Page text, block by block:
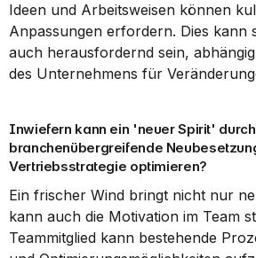
Ideen und Arbeitsweisen können
Anpassungen erfordern. Dies kann
auch herausfordernd sein,
des Unternehmens für
Inwiefern kann ein 'neuer Spirit' durch
branchenübergreifende
Vertriebsstrategie optimieren?
Ein frischer Wind bringt nicht nur
kann auch die Motivation im Team
Teammitglied kann bestehende